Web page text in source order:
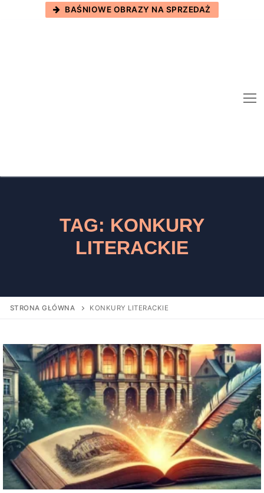
BAŚNIOWE OBRAZY NA SPRZEDAŻ
TAG: KONKURY
LITERACKIE
STRONA GŁÓWNA KONKURY LITERACKIE